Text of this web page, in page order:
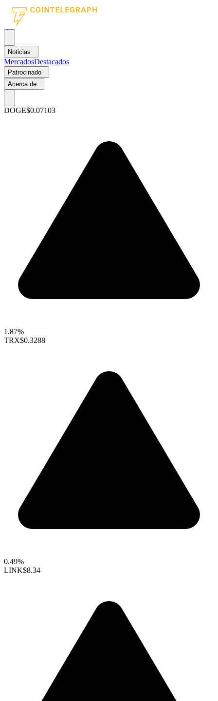
Noticias
MercadosDestacados
Patrocinado
Acerca de
DOGE$0.07103
1.87%
TRX$0.3288
0.49%
LINK$8.34